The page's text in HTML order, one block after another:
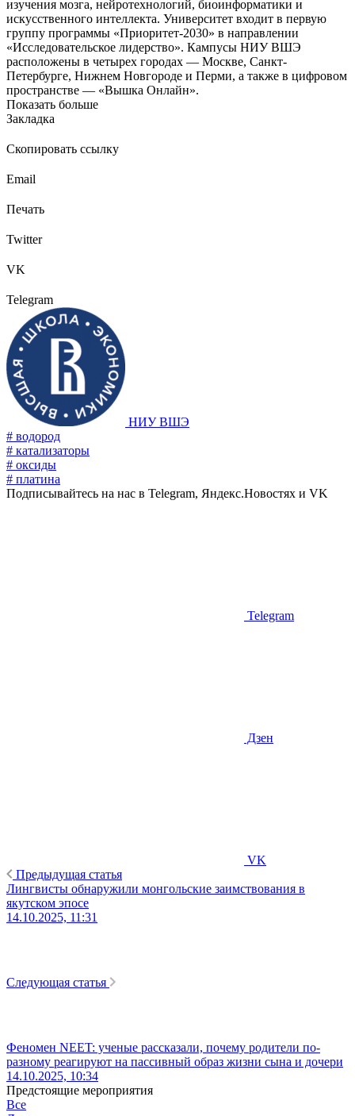
изучения мозга, нейротехнологий, биоинформатики и
искусственного интеллекта. Университет входит в первую
группу программы «Приоритет-2030» в направлении
«Исследовательское лидерство». Кампусы НИУ ВШЭ
расположены в четырех городах — Москве, Санкт-
Петербурге, Нижнем Новгороде и Перми, а также в цифровом
пространстве — «Вышка Онлайн».
Показать больше
Закладка
Скопировать ссылку
Email
Печать
Twitter
VK
Telegram
НИУ ВШЭ
# водород
# катализаторы
# оксиды
# платина
Подписывайтесь на нас в Telegram, Яндекс.Новостях и VK
Telegram
Дзен
VK
Предыдущая статья
Лингвисты обнаружили монгольские заимствования в
якутском эпосе
14.10.2025, 11:31
Следующая статья
Феномен NEET: ученые рассказали, почему родители по-
разному реагируют на пассивный образ жизни сына и дочери
14.10.2025, 10:34
Предстоящие мероприятия
Все